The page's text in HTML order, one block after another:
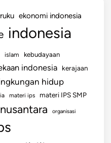
ekonomi indonesia
indonesia
islam kebudayaan
indonesia kerajaan
hidup
materi ips materi IPS SMP
nusantara organisasi